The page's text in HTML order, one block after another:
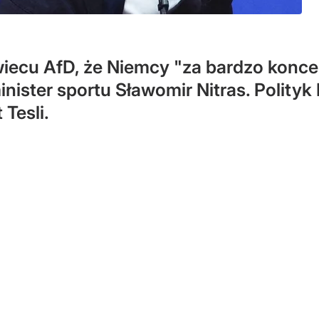
AfD, że Niemcy "za bardzo
sportu Sławomir Nitras. Polityk
Tesli.